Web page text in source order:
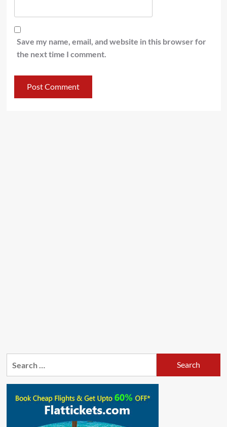
Save my name, email, and website in this browser for
the next time I comment.